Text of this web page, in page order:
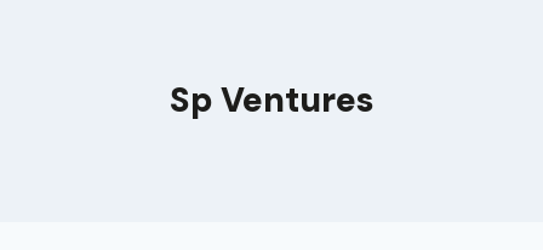
Sp Ventures